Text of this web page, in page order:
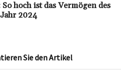
hoch ist das Vermögen des
2024
Sie den Artikel